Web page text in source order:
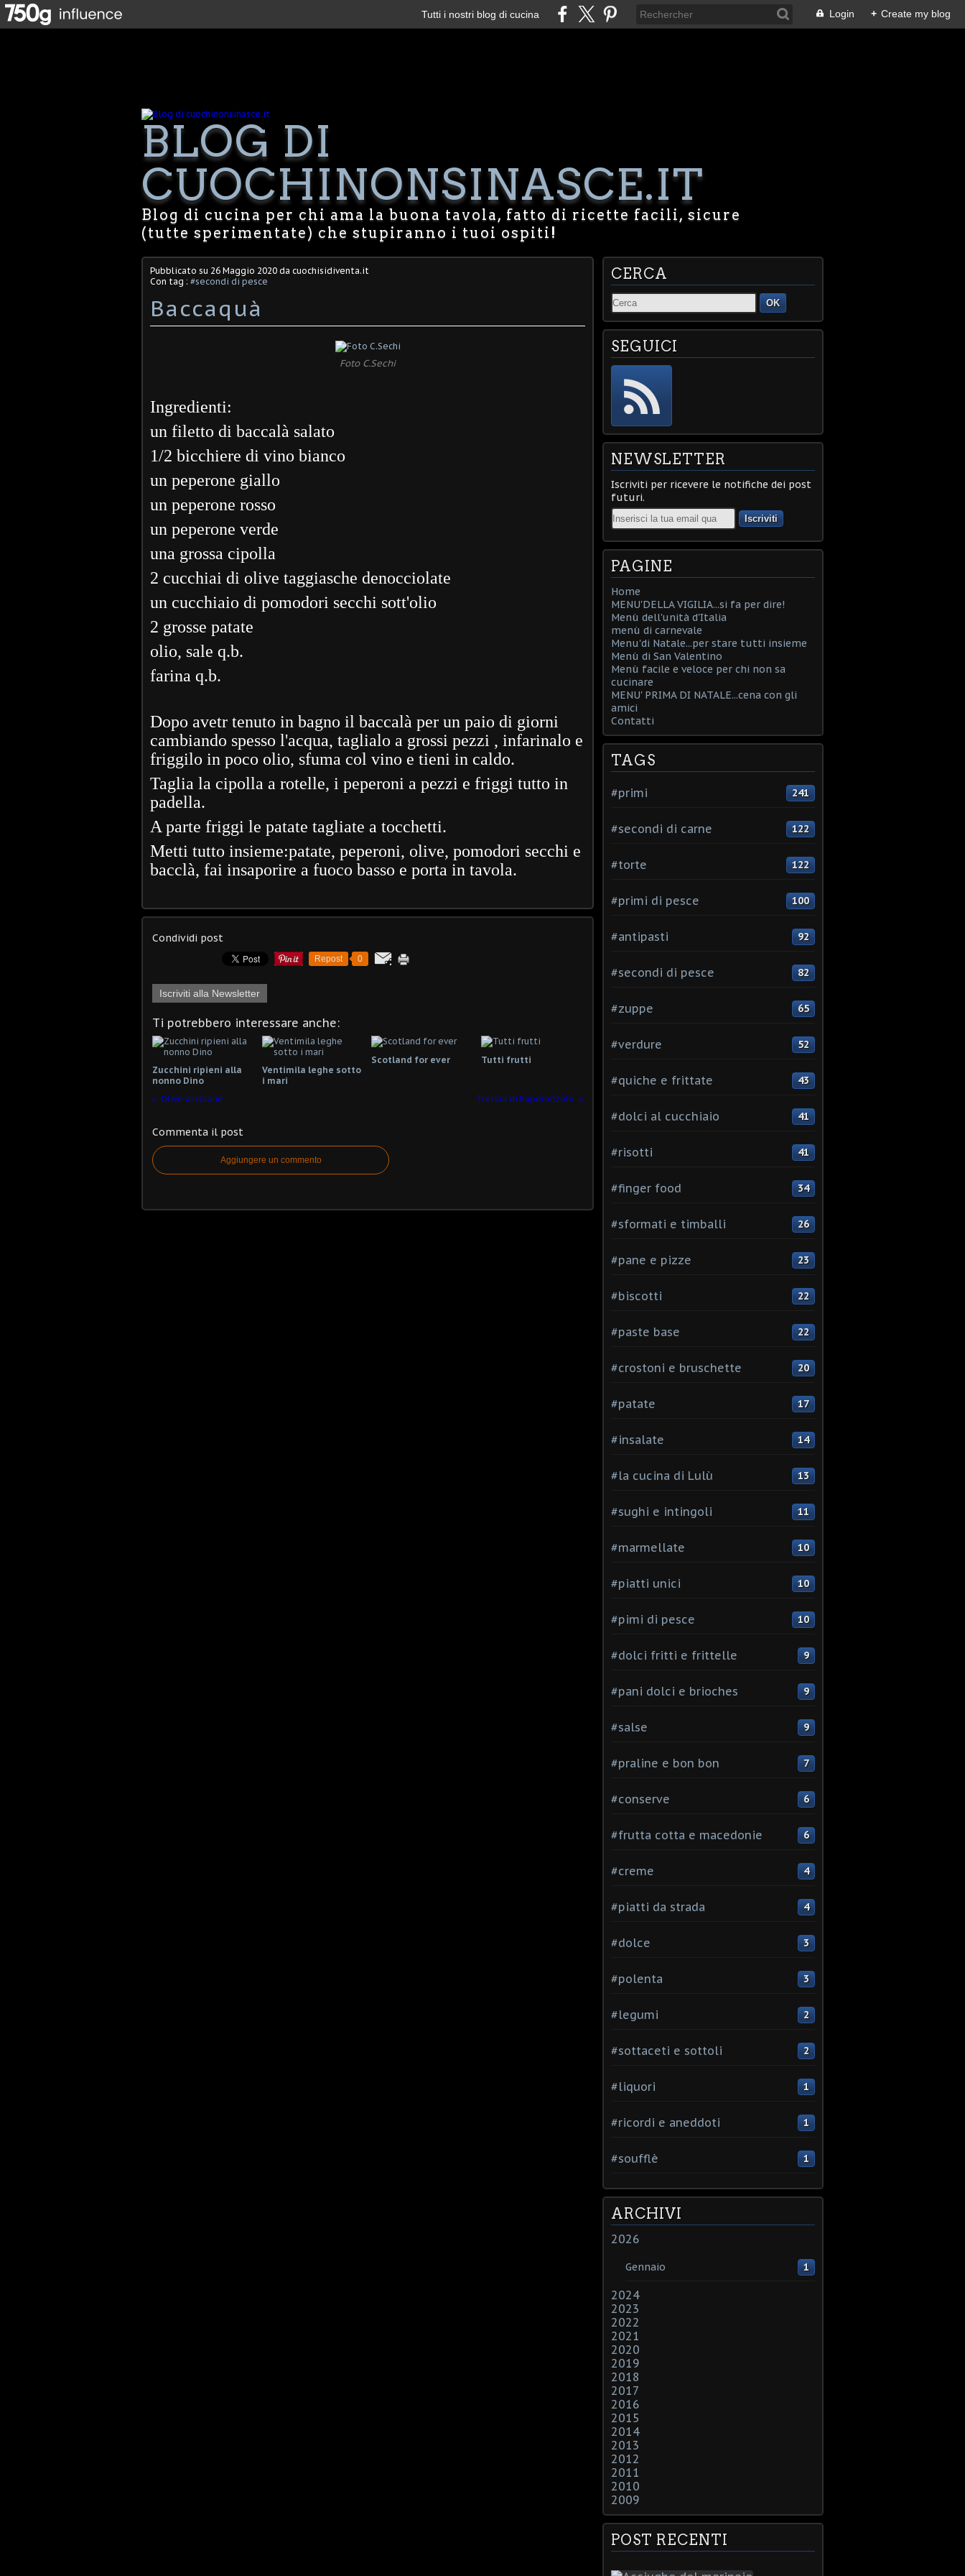
Tutti i nostri blog di cucina Login + Create my blog
BLOG DI
CUOCHINONSINASCE.IT
Blog di cucina per chi ama la buona tavola, fatto di ricette facili, sicure
(tutte sperimentate) che stupiranno i tuoi ospiti!
Pubblicato su 26 Maggio 2020 da cuochisidiventa.it
Con tag : #secondi di pesce
Baccaquà
Foto C.Sechi
Ingredienti:
un filetto di baccalà salato
1/2 bicchiere di vino bianco
un peperone giallo
un peperone rosso
un peperone verde
una grossa cipolla
2 cucchiai di olive taggiasche denocciolate
un cucchiaio di pomodori secchi sott'olio
2 grosse patate
olio, sale q.b.
farina q.b.
Dopo avetr tenuto in bagno il baccalà per un paio di giorni
cambiando spesso l'acqua, taglialo a grossi pezzi , infarinalo e
friggilo in poco olio, sfuma col vino e tieni in caldo.
Taglia la cipolla a rotelle, i peperoni a pezzi e friggi tutto in
padella.
A parte friggi le patate tagliate a tocchetti.
Metti tutto insieme:patate, peperoni, olive, pomodori secchi e
bacclà, fai insaporire a fuoco basso e porta in tavola.
Condividi post
Repost 0
Iscriviti alla Newsletter
Ti potrebbero interessare anche:
Zucchini ripieni alla
nonno Dino
Ventimila leghe sotto
i mari
Scotland for ever Tutti frutti
Olive ascolane Treccia di Raperonzolo
Commenta il post
Aggiungere un commento
CERCA
OK
SEGUICI
NEWSLETTER
Iscriviti per ricevere le notifiche dei post
futuri.
Email
PAGINE
Home
MENU'DELLA VIGILIA...si fa per dire!
Menù dell'unità d'Italia
menù di carnevale
Menu'di Natale...per stare tutti insieme
Menù di San Valentino
Menù facile e veloce per chi non sa
cucinare
MENU' PRIMA DI NATALE...cena con gli
amici
Contatti
TAGS
#primi 241
#secondi di carne 122
#torte 122
#primi di pesce 100
#antipasti 92
#secondi di pesce 82
#zuppe 65
#verdure 52
#quiche e frittate 43
#dolci al cucchiaio 41
#risotti 41
#finger food 34
#sformati e timballi 26
#pane e pizze 23
#biscotti 22
#paste base 22
#crostoni e bruschette 20
#patate 17
#insalate 14
#la cucina di Lulù 13
#sughi e intingoli 11
#marmellate 10
#piatti unici 10
#pimi di pesce 10
#dolci fritti e frittelle 9
#pani dolci e brioches 9
#salse 9
#praline e bon bon 7
#conserve 6
#frutta cotta e macedonie 6
#creme 4
#piatti da strada 4
#dolce 3
#polenta 3
#legumi 2
#sottaceti e sottoli 2
#liquori 1
#ricordi e aneddoti 1
#soufflè 1
ARCHIVI
2026
Gennaio 1
2024
2023
2022
2021
2020
2019
2018
2017
2016
2015
2014
2013
2012
2011
2010
2009
POST RECENTI